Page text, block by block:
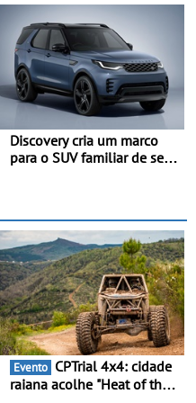
presidente da República
Francesa
Discovery cria um marco
para o SUV familiar de sete
distintas
Evento
raiana acolhe "Heat of the